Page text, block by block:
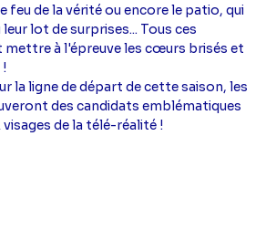
feu de la vérité ou encore le patio, qui
lot de surprises... Tous ces
à l'épreuve les cœurs brisés et
la ligne de départ de cette saison, les
des candidats emblématiques
visages de la télé-réalité !